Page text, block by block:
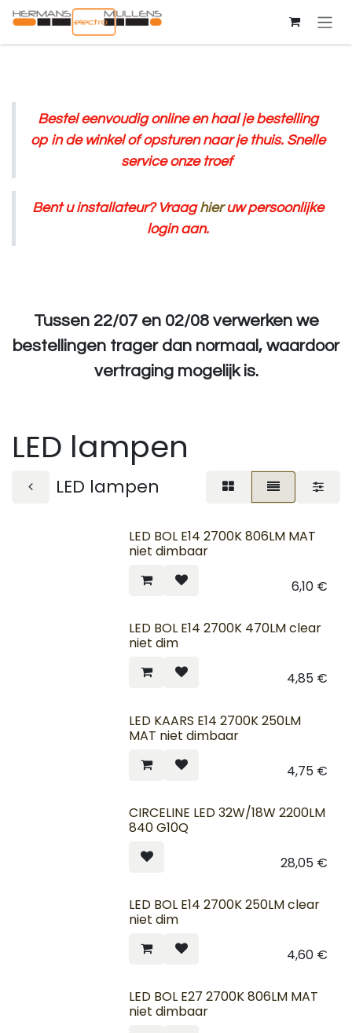
Overslaan naar inhoud
Bestel eenvoudig online en haal je bestelling
op in de winkel of opsturen naar je thuis. Snelle
service onze troef
Bent u installateur? Vraaghieruw persoonlijke
login aan.
Tussen 22/07 en 02/08 verwerken we
bestellingen trager dan normaal, waardoor
vertraging mogelijk is.
LED lampen
LED lampen
LED BOL E14 2700K 806LM MAT
niet dimbaar
6,10€
LED BOL E14 2700K 470LM clear
niet dim
4,85€
LED KAARS E14 2700K 250LM
MAT niet dimbaar
4,75€
CIRCELINE LED 32W/18W 2200LM
840 G10Q
28,05€
LED BOL E14 2700K 250LM clear
niet dim
4,60€
LED BOL E27 2700K 806LM MAT
niet dimbaar